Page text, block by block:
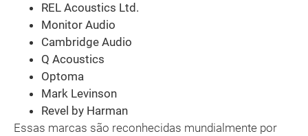
REL Acoustics Ltd.
Monitor Audio
Cambridge Audio
Q Acoustics
Optoma
Mark Levinson
Revel by Harman
Essas marcas são reconhecidas mundialmente por